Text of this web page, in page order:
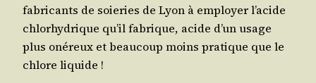
fabri­cants de soie­ries de Lyon à employer l’acide
chlor­hy­drique qu’il fabrique, acide d’un usage
plus oné­reux et beau­coup moins pra­tique que le
chlore liquide !